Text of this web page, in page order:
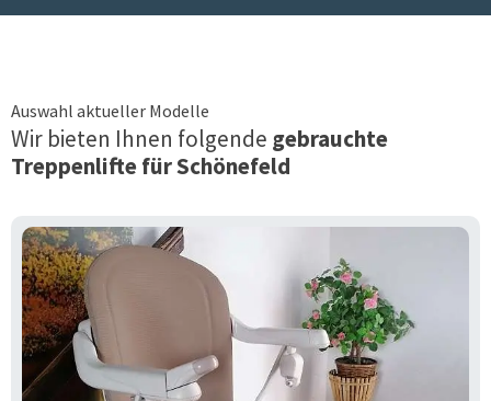
Auswahl aktueller Modelle
Wir bieten Ihnen folgende gebrauchte
Treppenlifte fürSchönefeld